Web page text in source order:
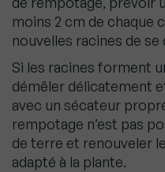
moins 2 cm de chaque
nouvelles racines de se
Si les racines forment
démêler délicatement
avec un sécateur
rempotage n’est pas
de terre et renouveler
adapté à la plante.